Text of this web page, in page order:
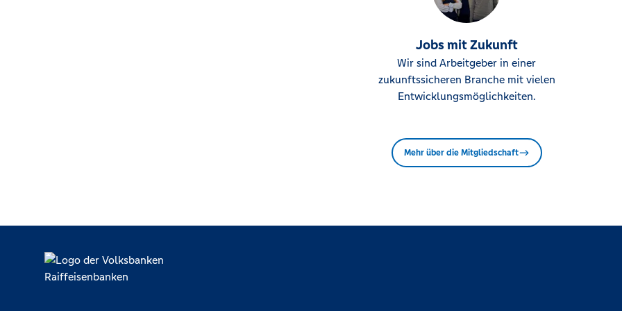
Jobs mit Zukunft
Wir sind Arbeitgeber in einer
zukunftssicheren Branche mit vielen
Entwicklungsmöglichkeiten.
Mehr über die Mitgliedschaft